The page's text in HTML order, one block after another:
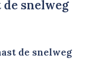
de snelweg
de snelweg